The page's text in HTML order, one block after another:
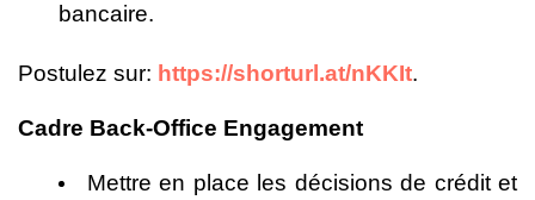
bancaire.
Postulez sur: https://shorturl.at/nKKIt.
Cadre Back-Office Engagement
Mettre en place les décisions de crédit et